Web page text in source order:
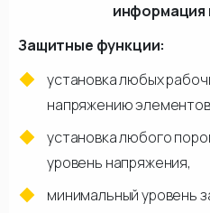
информация
Защитные функции:
установка любых
напряжению
установка любого
уровень напряжения,
минимальный уровень